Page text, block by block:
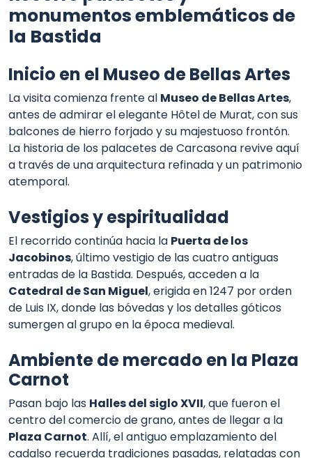
monumentos emblemáticos de
la Bastida
Inicio en el Museo de Bellas Artes
La visita comienza frente al Museo de Bellas Artes,
antes de admirar el elegante Hôtel de Murat, con sus
balcones de hierro forjado y su majestuoso frontón.
La historia de los palacetes de Carcasona revive aquí
a través de una arquitectura refinada y un patrimonio
atemporal.
Vestigios y espiritualidad
El recorrido continúa hacia la Puerta de los
Jacobinos, último vestigio de las cuatro antiguas
entradas de la Bastida. Después, acceden a la
Catedral de San Miguel, erigida en 1247 por orden
de Luis IX, donde las bóvedas y los detalles góticos
sumergen al grupo en la época medieval.
Ambiente de mercado en la Plaza
Carnot
Pasan bajo las Halles del siglo XVII, que fueron el
centro del comercio de grano, antes de llegar a la
Plaza Carnot. Allí, el antiguo emplazamiento del
cadalso recuerda tradiciones pasadas, relatadas con